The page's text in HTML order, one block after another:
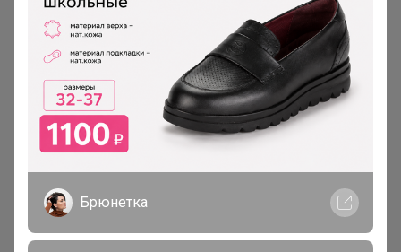
Брюнетка